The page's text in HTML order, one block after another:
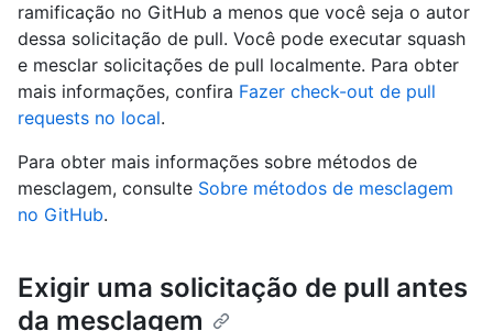
ramificação no GitHub a menos que você seja o autor
dessa solicitação de pull. Você pode executar squash
e mesclar solicitações de pull localmente. Para obter
mais informações, confira Fazer check-out de pull
requests no local.
Para obter mais informações sobre métodos de
mesclagem, consulte Sobre métodos de mesclagem
no GitHub.
Exigir uma solicitação de pull antes
da mesclagem